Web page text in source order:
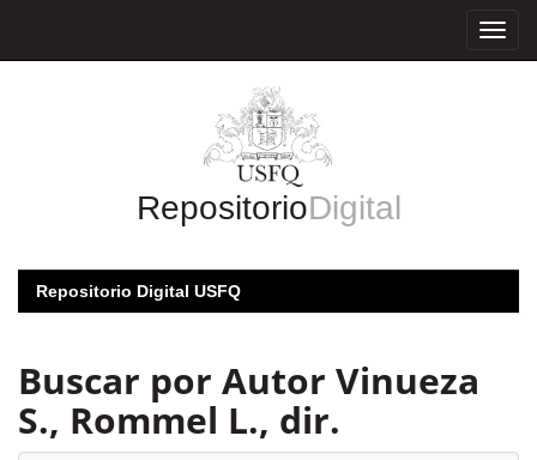
RepositorioDigital
Repositorio Digital USFQ
Buscar por Autor Vinueza
S., Rommel L., dir.